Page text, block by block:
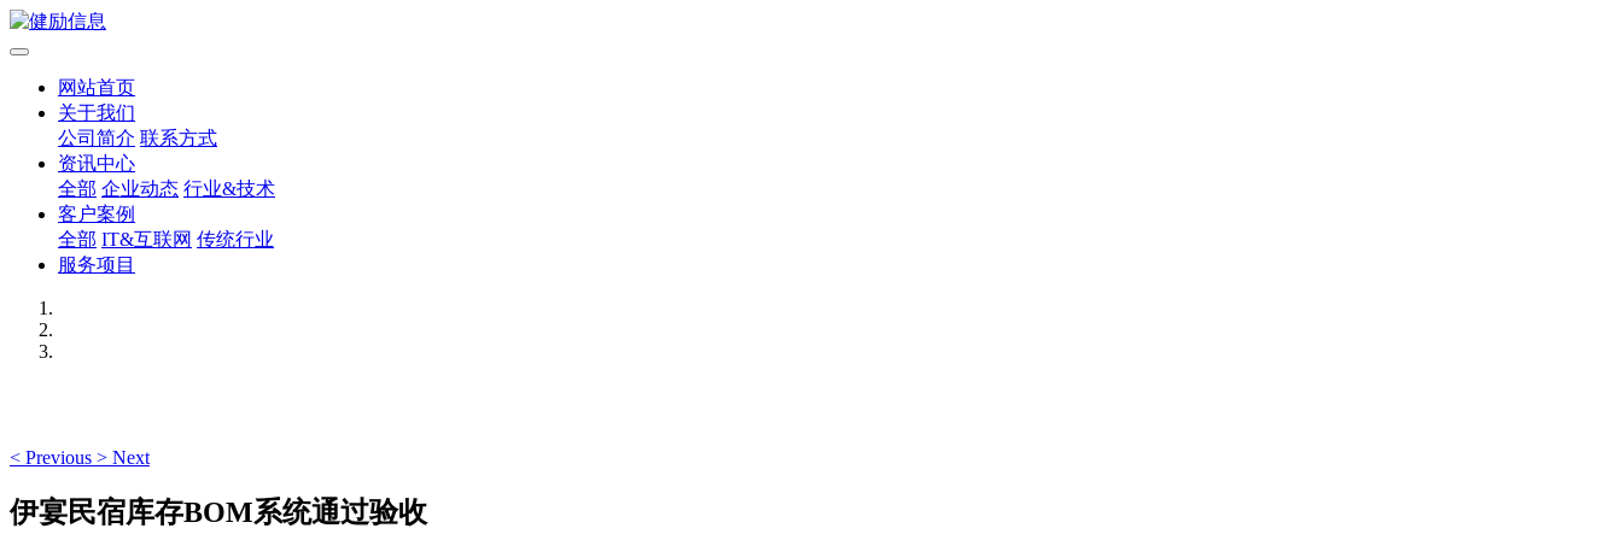
网站首页
关于我们
公司简介 联系方式
资讯中心
全部 企业动态 行业&技术
客户案例
全部 IT&互联网 传统行业
服务项目
< Previous > Next
伊宴民宿库存BOM系统通过验收